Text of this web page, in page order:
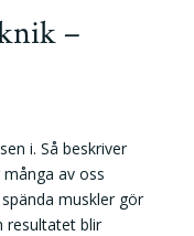
–
i. Så beskriver
många av oss
muskler gör
resultatet blir